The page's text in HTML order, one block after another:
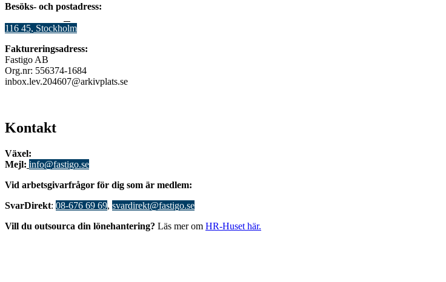
Besöks- och postadress:
116 45, Stockholm
Faktureringsadress:
Fastigo AB
Org.nr: 556374-1684
inbox.lev.204607@arkivplats.se
Kontakt
Växel:
Mejl: info@fastigo.se
Vid arbetsgivarfrågor för dig som är medlem:
SvarDirekt: 08-676 69 69, svardirekt@fastigo.se
Vill du outsourca din lönehantering? Läs mer om HR-Huset här.